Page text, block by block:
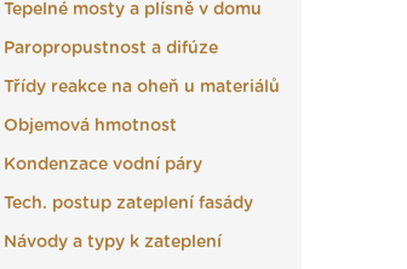
Tepelné mosty a plísně v domu
Paropropustnost a difúze
Třídy reakce na oheň u materiálů
Objemová hmotnost
Kondenzace vodní páry
Tech. postup zateplení fasády
Návody a typy k zateplení